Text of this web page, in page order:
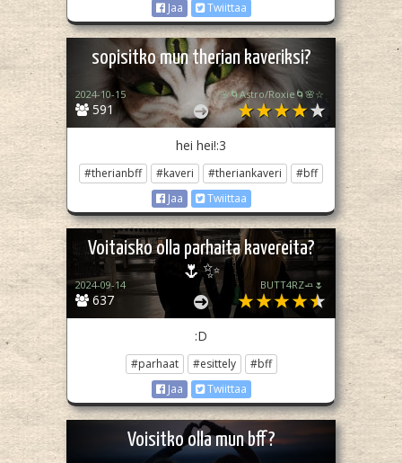
Jaa Twiittaa
sopisitko mun therian kaveriksi?
591
2024-10-15 ☆🌸🌀Astro/Roxie🌀🌸☆
hei hei!:3
#therianbff #kaveri #theriankaveri
#bff
Jaa
Twiittaa
Voitaisko olla parhaita kavereita?
🌷✨
637
2024-09-14 BUTT4RZ🧈🌷
:D
#parhaat #esittely
#bff
Jaa
Twiittaa
Voisitko olla mun bff?